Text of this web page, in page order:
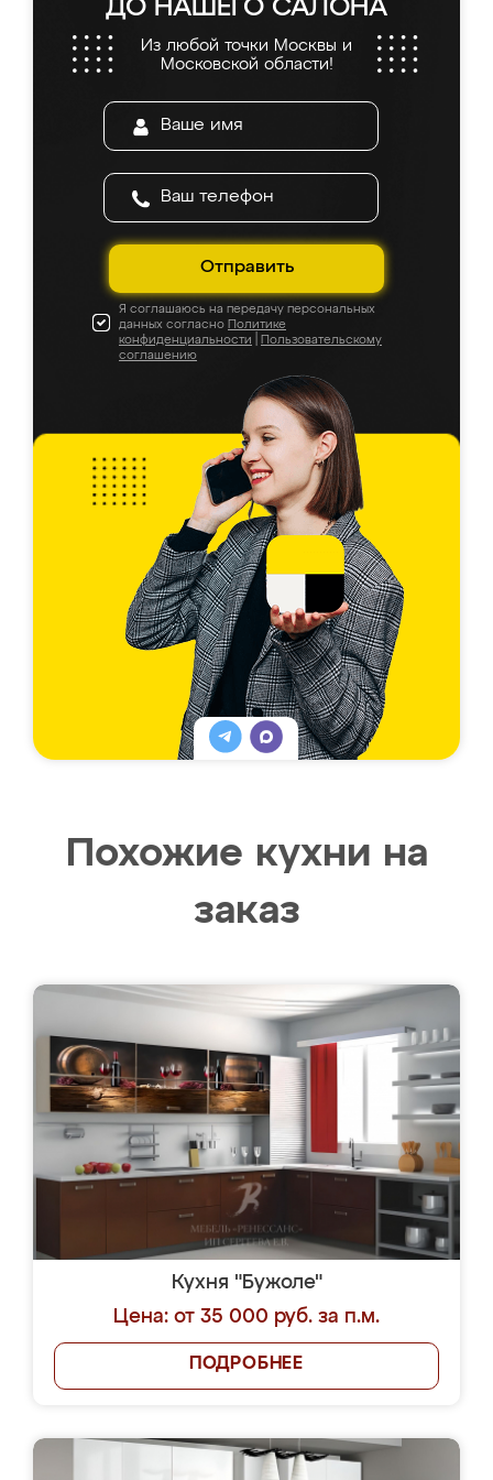
ДО НАШЕГО САЛОНА
Из любой точки Москвы и
Московской области!
Отправить
Я соглашаюсь на передачу персональных
данных согласно Политике
конфиденциальности
Пользовательскому
соглашению
Похожие кухни на
заказ
Кухня "Бужоле"
Цена: от 35 000 руб. за п.м.
ПОДРОБНЕЕ